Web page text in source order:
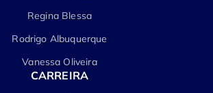
Regina Blessa
Rodrigo Albuquerque
Vanessa Oliveira
CARREIRA